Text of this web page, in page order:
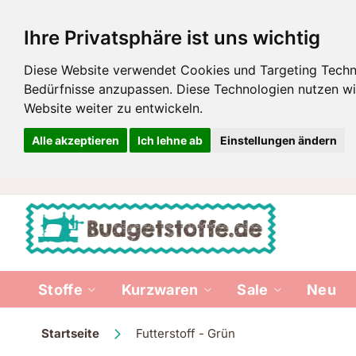
Ihre Privatsphäre ist uns wichtig
Diese Website verwendet Cookies und Targeting
Bedürfnisse anzupassen. Diese Technologien nutzen
Website weiter zu entwickeln.
Alle akzeptieren Ich lehne ab Einstellungen ändern
Zum
Inhalt
springen
Stoffe Kurzwaren Sale Neu
Startseite Futterstoff - Grün